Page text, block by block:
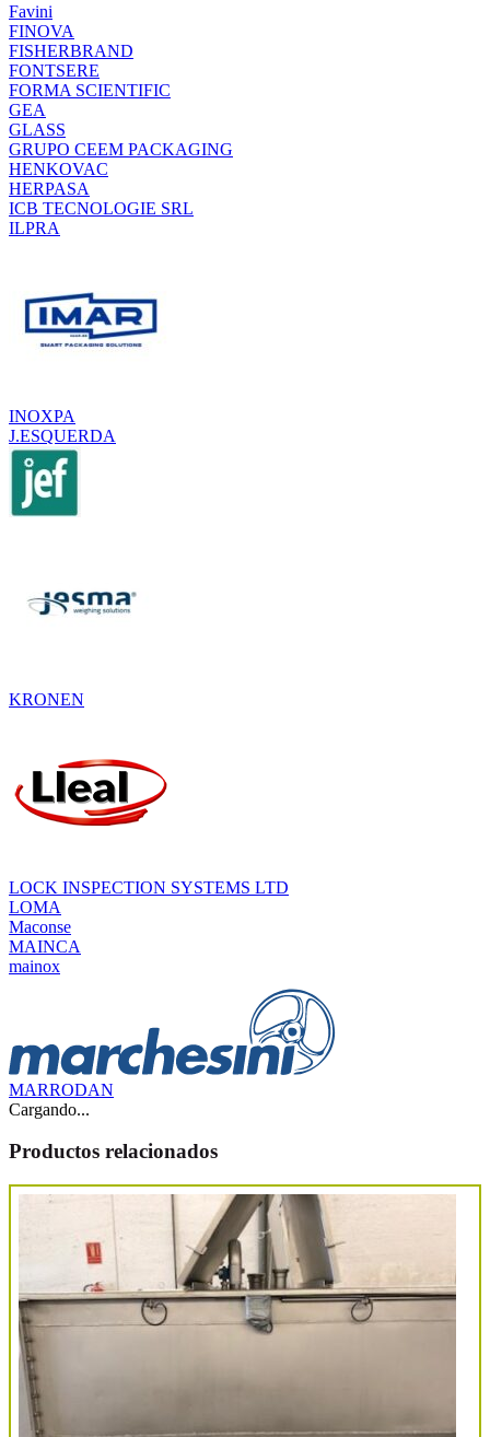
Favini
FINOVA
FISHERBRAND
FONTSERE
FORMA SCIENTIFIC
GEA
GLASS
GRUPO CEEM PACKAGING
HENKOVAC
HERPASA
ICB TECNOLOGIE SRL
ILPRA
INOXPA
J.ESQUERDA
KRONEN
LOCK INSPECTION SYSTEMS LTD
LOMA
Maconse
MAINCA
mainox
MARRODAN
Cargando...
Productos relacionados